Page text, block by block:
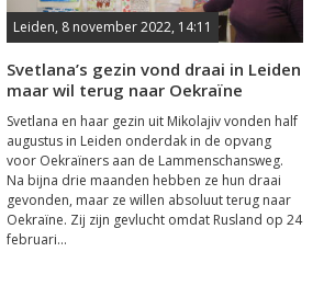
Leiden, 8 november 2022, 14:11
Svetlana’s gezin vond draai in Leiden
maar wil terug naar Oekraïne
Svetlana en haar gezin uit Mikolajiv vonden half
augustus in Leiden onderdak in de opvang
voor Oekraïners aan de Lammenschansweg.
Na bijna drie maanden hebben ze hun draai
gevonden, maar ze willen absoluut terug naar
Oekraïne. Zij zijn gevlucht omdat Rusland op 24
februari...